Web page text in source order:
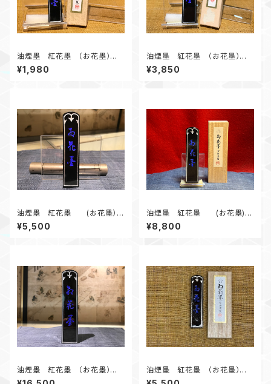
油煙墨 紅花墨 （お花墨）三
ツ星 1.0丁形 初心者にオス
スメ
¥1,980
油煙墨 紅花墨 （お花墨）三
ツ星 2.0丁形 初心者にオス
スメ
¥3,850
油煙墨 紅花墨 (お花墨）三
ツ星 3.0丁形
¥5,500
油煙墨 紅花墨 (お花墨)
三ツ星 5.0丁形
¥8,800
油煙墨 紅花墨 （お花墨）三
ツ星 10.0丁形
油煙墨 紅花墨 （お花墨）五
ツ星 1.0丁形 漢字、かな作品